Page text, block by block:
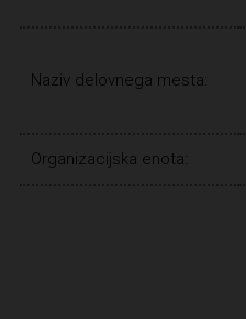
Naziv delovnega mesta:
Organizacijska enota: